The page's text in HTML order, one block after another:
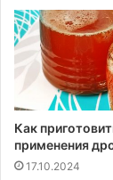
Как
применения
17.10.2024